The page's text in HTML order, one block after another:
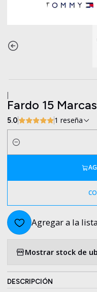
Fardo 15
5.0 1 reseña
Cantidad
Agregar a la
Mostrar stock de
DESCRIPCIÓN